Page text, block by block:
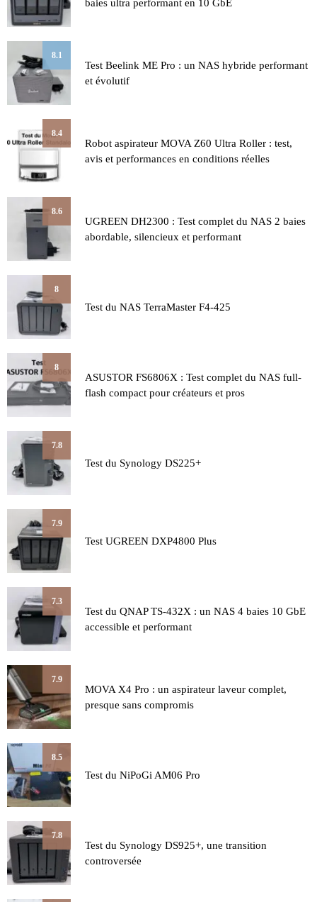
baies ultra performant en 10 GbE
8.1
Test Beelink ME Pro : un NAS hybride performant
et évolutif
8.4
Robot aspirateur MOVA Z60 Ultra Roller : test,
avis et performances en conditions réelles
8.6
UGREEN DH2300 : Test complet du NAS 2 baies
abordable, silencieux et performant
8
Test du NAS TerraMaster F4-425
8
ASUSTOR FS6806X : Test complet du NAS full-
flash compact pour créateurs et pros
7.8
Test du Synology DS225+
7.9
Test UGREEN DXP4800 Plus
7.3
Test du QNAP TS-432X : un NAS 4 baies 10 GbE
accessible et performant
7.9
MOVA X4 Pro : un aspirateur laveur complet,
presque sans compromis
8.5
Test du NiPoGi AM06 Pro
7.8
Test du Synology DS925+, une transition
controversée